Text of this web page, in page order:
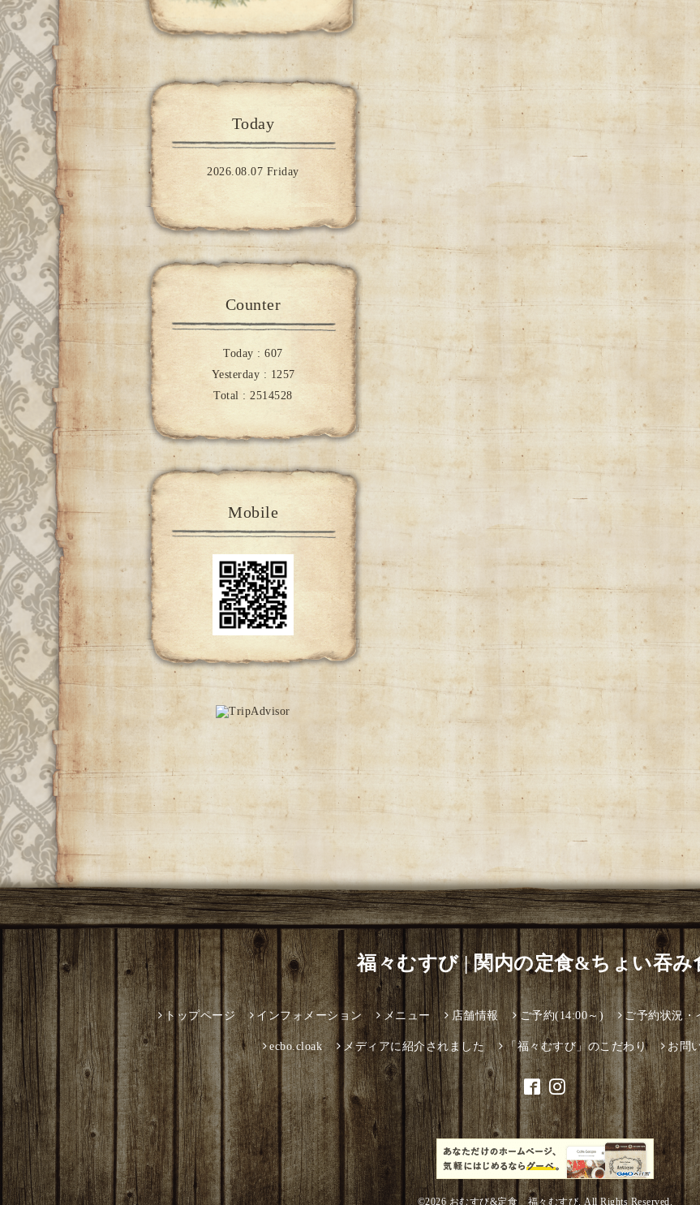
Today
2026.08.07 Friday
Counter
Today :607
Yesterday : 1257
Total : 2514528
Mobile
福々むすび | 関内の定食&ちょい吞み
トップページ インフォメーション メニュー 店舗情報 ご予約(14:00～) ご予約状況・
ecbo.cloak メディアに紹介されました 「福々むすび」のこだわり お問
©2026おむすび&定食 福々むすび. All Rights Reserved.